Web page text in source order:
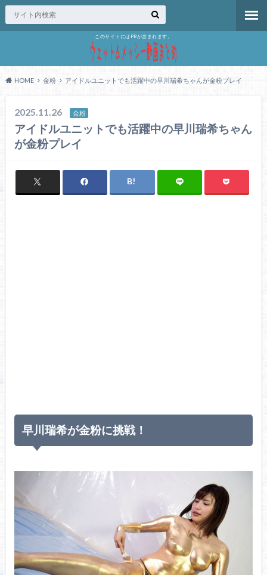
このサイトにはPRが含まれます。
HOME 金粉 アイドルユニットでも活躍中の早川瑞希ちゃんが金粉プレイ
2025.11.26 金粉
アイドルユニットでも活躍中の早川瑞希ちゃん
が金粉プレイ
早川瑞希が金粉に挑戦！